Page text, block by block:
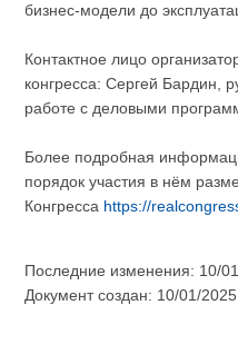
бизнес-модели до
Контактное лицо
конгресса: Сергей Бардин,
работе с деловыми
Более подробная
порядок участия в нём
Конгресса https://
Последние изменения: 10/
Документ создан: 10/01/2025